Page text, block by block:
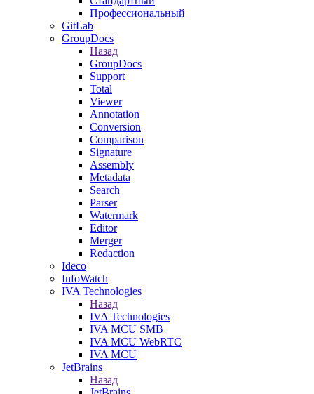
Профессиональный
GitLab
GroupDocs
Назад
GroupDocs
Support
Total
Viewer
Annotation
Conversion
Comparison
Signature
Assembly
Metadata
Search
Parser
Watermark
Editor
Merger
Redaction
Ideco
InfoWatch
IVA Technologies
Назад
IVA Technologies
IVA MCU SMB
IVA MCU WebRTC
IVA MCU
JetBrains
Назад